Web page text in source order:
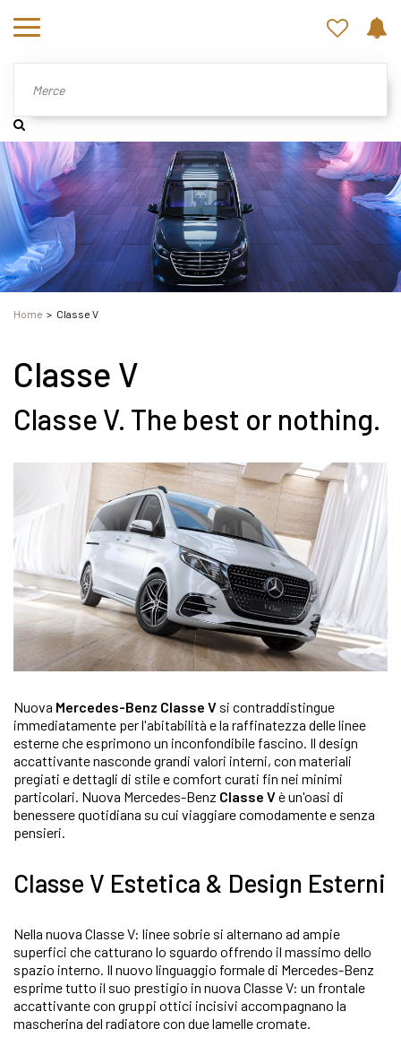
Home Classe V
Classe V
Classe V. The best or nothing.
Nuova Mercedes-Benz Classe V si contraddistingue
immediatamente per l'abitabilità e la raffinatezza delle linee
esterne che esprimono un inconfondibile fascino. Il design
accattivante nasconde grandi valori interni, con materiali
pregiati e dettagli di stile e comfort curati fin nei minimi
particolari. Nuova Mercedes-Benz Classe Vè un'oasi di
benessere quotidiana su cui viaggiare comodamente e senza
pensieri.
Classe V Estetica & Design Esterni
Nella nuova Classe V: linee sobrie si alternano ad ampie
superfici che catturano lo sguardo offrendo il massimo dello
spazio interno. Il nuovo linguaggio formale di Mercedes-Benz
esprime tutto il suo prestigio in nuova Classe V: un frontale
accattivante con gruppi ottici incisivi accompagnano la
mascherina del radiatore con due lamelle cromate.